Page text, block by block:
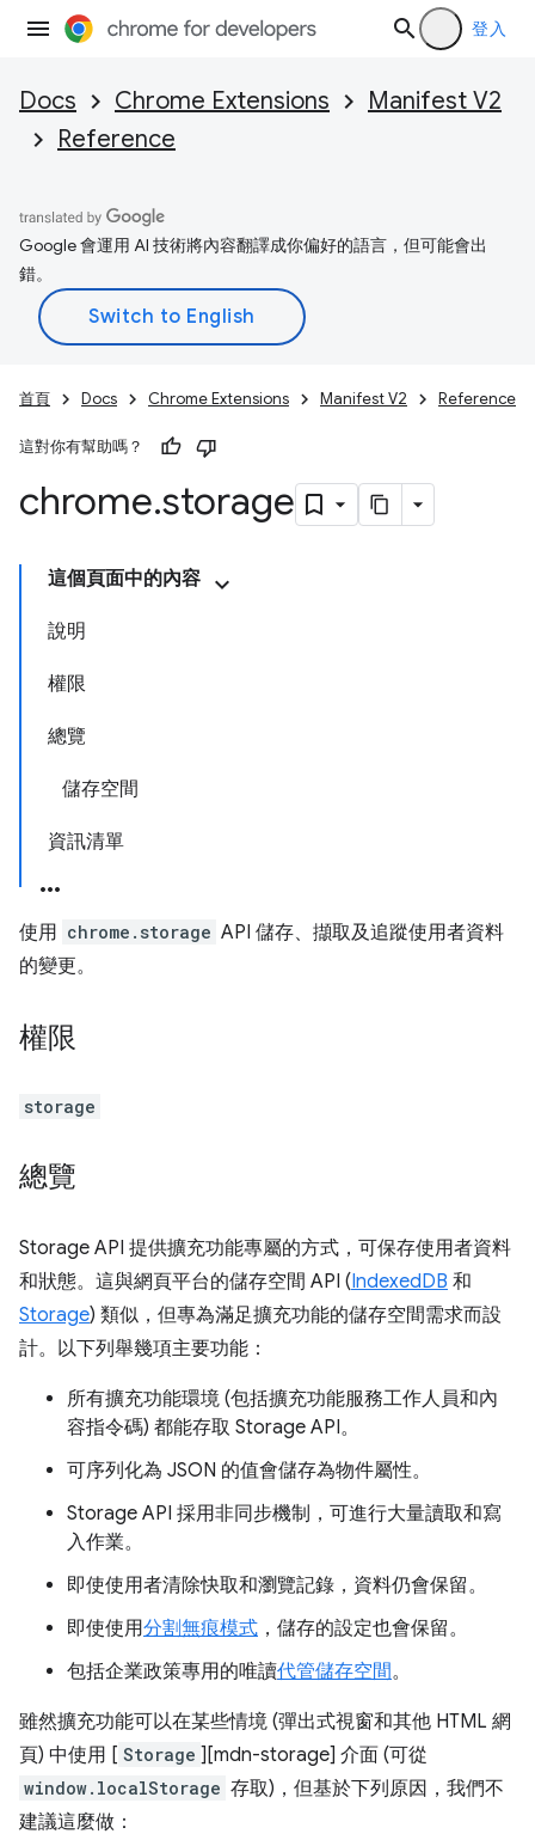
登入
Docs Chrome Extensions
Manifest V2
Reference
Google 會運用 AI 技術將內容翻譯成你偏好的語言，但可能會出
錯。
首頁 Docs Chrome Extensions Manifest V2 Reference
這對你有幫助嗎？
chrome.storage
這個頁面中的內容
說明
權限
總覽
儲存空間
資訊清單
使用 chrome.storage API 儲存、擷取及追蹤使用者資料
的變更。
權限
storage
總覽
Storage API 提供擴充功能專屬的方式，可保存使用者資料
和狀態。這與網頁平台的儲存空間 API (IndexedDB 和
Storage) 類似，但專為滿足擴充功能的儲存空間需求而設
計。以下列舉幾項主要功能：
所有擴充功能環境 (包括擴充功能服務工作人員和內
容指令碼) 都能存取 Storage API。
可序列化為 JSON 的值會儲存為物件屬性。
Storage API 採用非同步機制，可進行大量讀取和寫
入作業。
即使使用者清除快取和瀏覽記錄，資料仍會保留。
即使使用分割無痕模式 ，儲存的設定也會保留。
包括企業政策專用的唯讀代管儲存空間。
雖然擴充功能可以在某些情境 (彈出式視窗和其他 HTML 網
頁) 中使用 [ Storage ][mdn-storage] 介面 (可從
window.localStorage 存取)，但基於下列原因，我們不
建議這麼做：